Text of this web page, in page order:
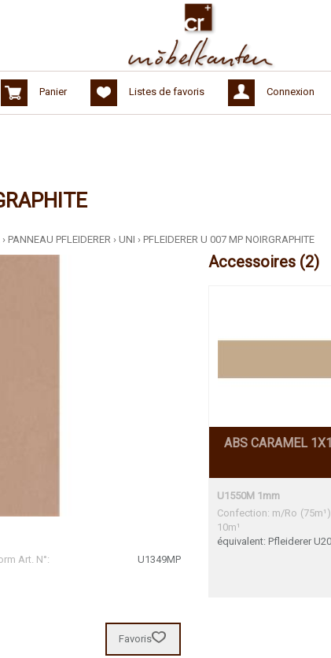
Panier Listes de favoris Connexion
› PANNEAU PFLEIDERER › UNI › PFLEIDERER U 007 MP NOIRGRAPHITE
Accessoires (2)
ABS CARAMEL
U1550M 1mm
Confection: m/Ro
10m¹
équivalent: Pfleiderer
Art. N°:
U1349MP
Favoris